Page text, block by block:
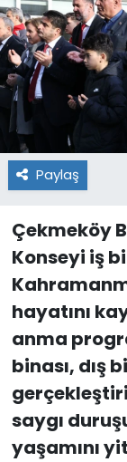
Paylaş
Çekmeköy
Konseyi iş
hayatını
anma
binası, dış
saygı
yaşamını